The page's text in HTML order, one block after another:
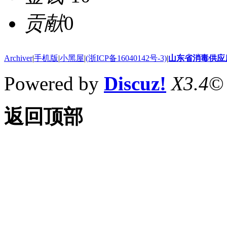
贡献0
Archiver|手机版|小黑屋|(浙ICP备16040142号-3)|山东省消毒供
Powered by Discuz! X3.4©
返回顶部